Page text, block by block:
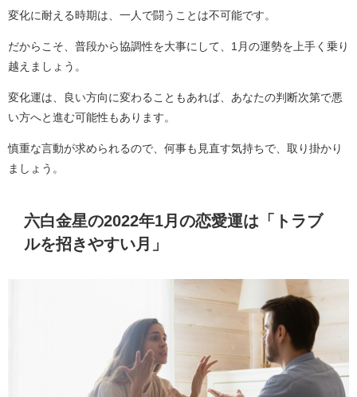
変化に耐える時期は、一人で闘うことは不可能です。
だからこそ、普段から協調性を大事にして、1月の運勢を上手く乗り
越えましょう。
変化運は、良い方向に変わることもあれば、あなたの判断次第で悪
い方へと進む可能性もあります。
慎重な言動が求められるので、何事も見直す気持ちで、取り掛かり
ましょう。
六白金星の2022年1月の恋愛運は「トラブ
ルを招きやすい月」